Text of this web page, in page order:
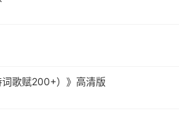
歌赋200+）》高清版